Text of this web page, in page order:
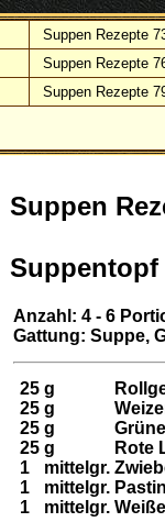
Suppen Rezepte
Suppen Rezepte
Suppen Rezepte
Suppen
Suppentopf
Anzahl: 4 - 6
Gattung: Suppe,
25
25
25
25
1
1
1
g
g
g
g
mittelgr.
mittelgr.
mittelgr.
Rote